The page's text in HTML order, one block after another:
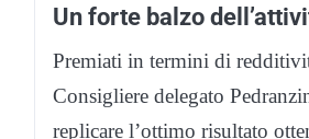
Un forte balzo
Premiati in termini di
Consigliere delegato
replicare l’ottimo risultato